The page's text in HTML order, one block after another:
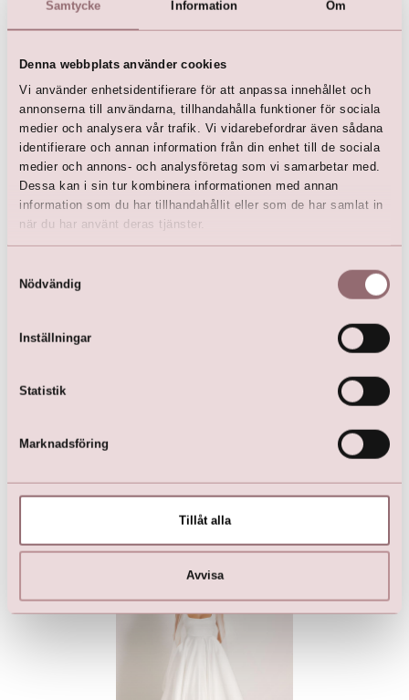
Samtycke Information Om
Denna webbplats använder cookies
Vi använder enhetsidentifierare för att anpassa innehållet och
annonserna till användarna, tillhandahålla funktioner för sociala
medier och analysera vår trafik. Vi vidarebefordrar även sådana
identifierare och annan information från din enhet till de sociala
medier och annons- och analysföretag som vi samarbetar med.
Dessa kan i sin tur kombinera informationen med annan
information som du har tillhandahållit eller som de har samlat in
när du har använt deras tjänster.
Nödvändig
Inställningar
Statistik
Marknadsföring
Tillåt alla
Avvisa
Bridalgown
kr 5 939,00
kr 8 999,00
pure white by LILLY
Bridalgown
kr 3 999,00
kr 8 499,00
Satäng Sandal